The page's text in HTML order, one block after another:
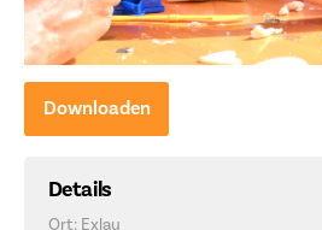
Downloaden
Details
Ort: Exlau